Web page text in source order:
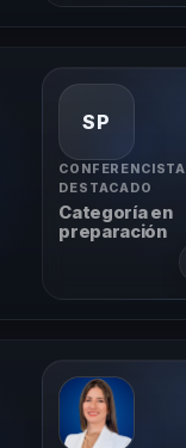
SP
CONFERENCISTA
DESTACADO
Categoría en
preparación